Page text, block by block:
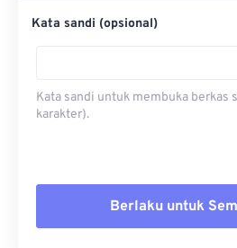
Kata sandi (opsional)
Kata sandi untuk membuka berkas
karakter).
Berlaku untuk